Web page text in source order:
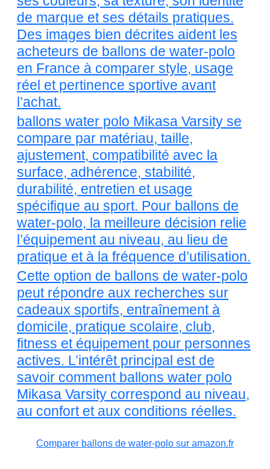
de marque et ses détails pratiques.
Des images bien décrites aident les
acheteurs de ballons de water-polo
en France à comparer style, usage
réel et pertinence sportive avant
l’achat.
ballons water polo Mikasa Varsity se
compare par matériau, taille,
ajustement, compatibilité avec la
surface, adhérence, stabilité,
durabilité, entretien et usage
spécifique au sport. Pour ballons de
water-polo, la meilleure décision relie
l’équipement au niveau, au lieu de
pratique et à la fréquence d’utilisation.
Cette option de ballons de water-polo
peut répondre aux recherches sur
cadeaux sportifs, entraînement à
domicile, pratique scolaire, club,
fitness et équipement pour personnes
actives. L’intérêt principal est de
savoir comment ballons water polo
Mikasa Varsity correspond au niveau,
au confort et aux conditions réelles.
Comparer ballons de water-polo sur amazon.fr